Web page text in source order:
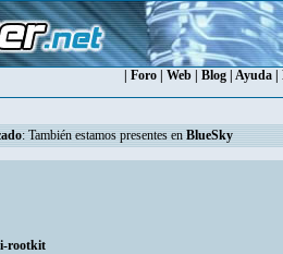
Foro| Web| Blog| Ayuda|
: También estamos presentes en BlueSky
rootkit